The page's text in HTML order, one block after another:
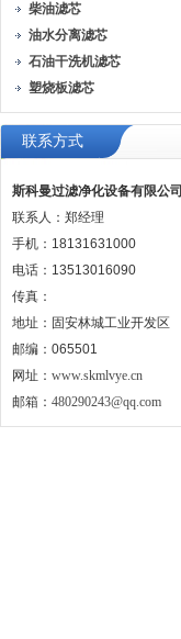
柴油滤芯
油水分离滤芯
石油干洗机滤芯
塑烧板滤芯
联系方式
斯科曼过滤净化设备有限公司
联系人：郑经理
手机：18131631000
电话：13513016090
传真：
地址：固安林城工业开发区
邮编：065501
网址： www.skmlvye.cn
邮箱： 480290243@qq.com